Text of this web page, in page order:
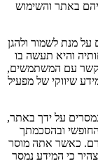
באתר והשימוש
על מנת לשמור ולהגן
והיא תעשה בו
קשר עם המשתמשים,
שיווקי של מפעיל
על ידך באתר,
החופשי ובהסכמתך
כאשר אתה מוסר
כי המידע נמסר